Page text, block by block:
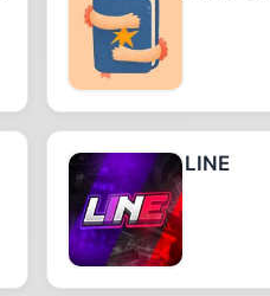
LINE